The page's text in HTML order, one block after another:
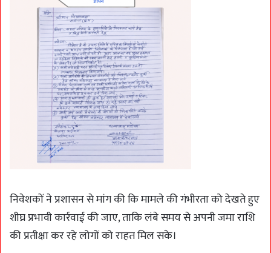
निवेशकों ने प्रशासन से मांग की कि मामले की गंभीरता को देखते हुए
शीघ्र प्रभावी कार्रवाई की जाए, ताकि लंबे समय से अपनी जमा राशि
की प्रतीक्षा कर रहे लोगों को राहत मिल सके।